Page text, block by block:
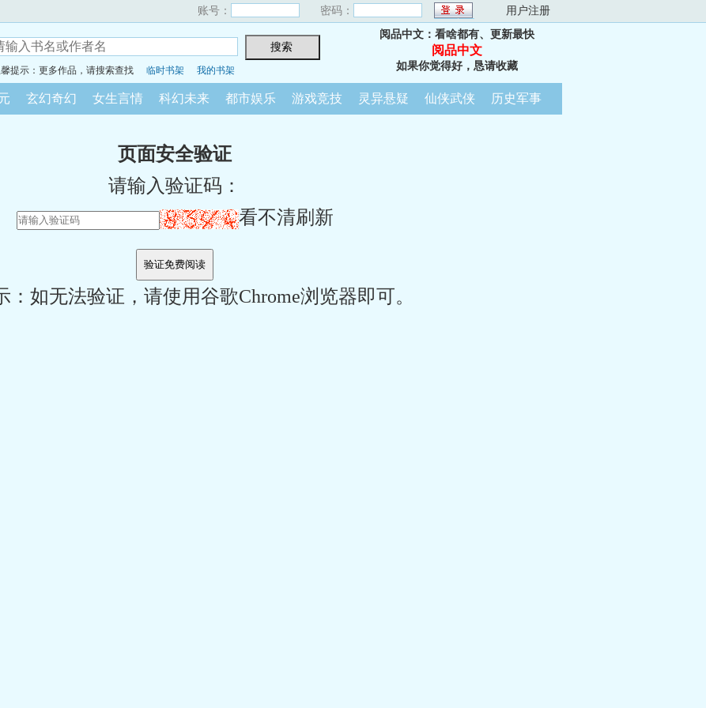
账号： 密码： 用户注册
提示：更多作品，请搜索查找 临时书架 我的书架
阅品中文：看啥都有、更新最快
阅品中文
如果你觉得好，恳请收藏
玄幻奇幻 女生言情 科幻未来 都市娱乐 游戏竞技 灵异悬疑 仙侠武侠 历史军事
页面安全验证
请输入验证码：
看不清刷新
：如无法验证，请使用谷歌Chrome浏览器即可。